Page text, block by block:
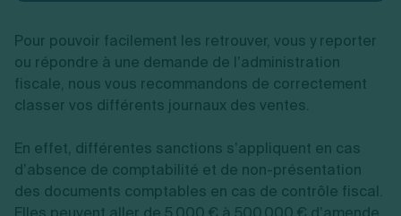
Pour pouvoir facilement les retrouver, vous y reporter
ou répondre à une demande de l’administration
fiscale, nous vous recommandons de correctement
classer vos différents journaux des ventes.
En effet, différentes sanctions s’appliquent en cas
d’absence de comptabilité et de non-présentation
des documents comptables en cas de contrôle fiscal.